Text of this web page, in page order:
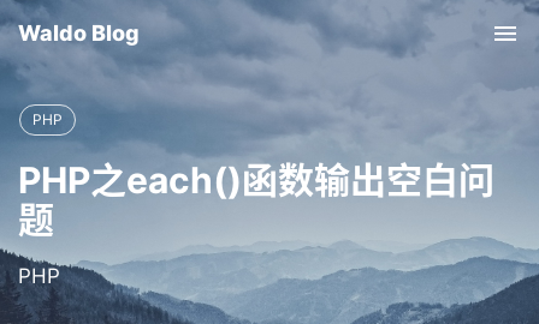
Waldo Blog
PHP
PHP之each()函数输出空白问
题
PHP